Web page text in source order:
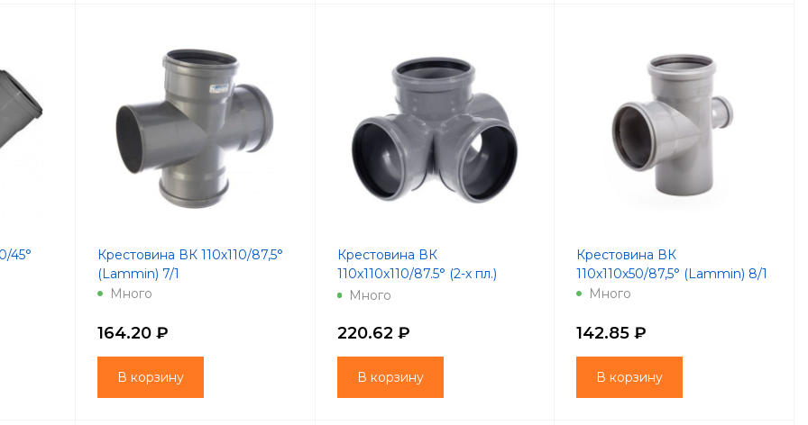
45°
Крестовина ВК 110х110/87,5°
(Lammin) 7/1
Много
164.20 ₽
В корзину
Крестовина ВК
110х110х110/87.5° (2-х пл.)
(Lammin) 8/1
Много
220.62 ₽
В корзину
Крестовина ВК
110х110х50/87,5° (Lammin) 8/1
Много
142.85 ₽
В корзину